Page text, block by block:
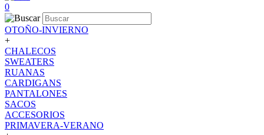
0
OTOÑO-INVIERNO
+
CHALECOS
SWEATERS
RUANAS
CARDIGANS
PANTALONES
SACOS
ACCESORIOS
PRIMAVERA-VERANO